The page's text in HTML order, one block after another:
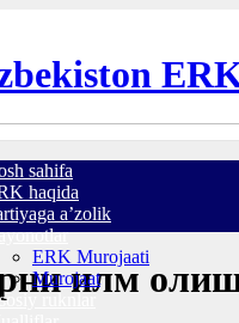
sahifa
haqida
a’zolik
ERK Murojaati
Murojaat
ruknlarилм